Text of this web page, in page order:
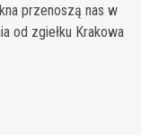
przenoszą nas w
od zgiełku Krakowa